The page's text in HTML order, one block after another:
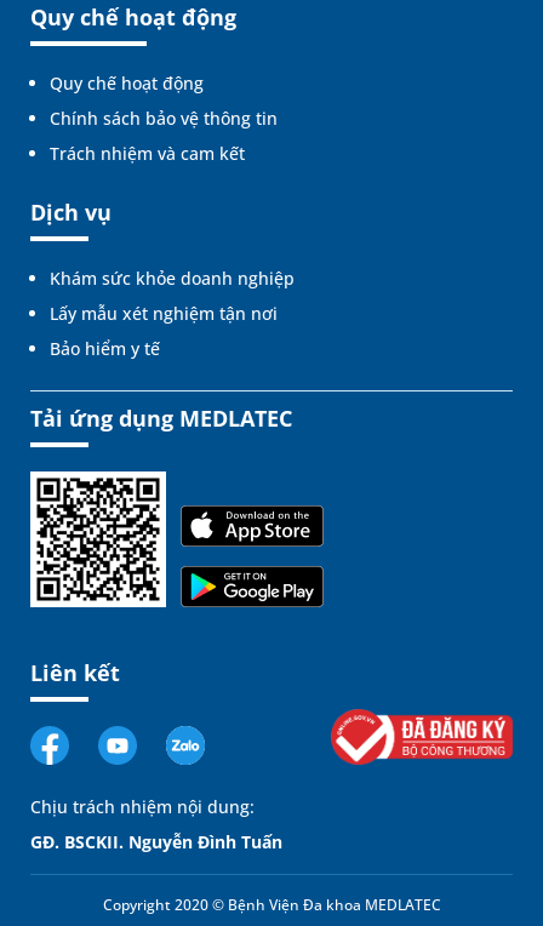
Quy chế hoạt động
Quy chế hoạt động
Chính sách bảo vệ thông tin
Trách nhiệm và cam kết
Dịch vụ
Khám sức khỏe doanh nghiệp
Lấy mẫu xét nghiệm tận nơi
Bảo hiểm y tế
Tải ứng dụng MEDLATEC
Liên kết
Chịu trách nhiệm nội dung:
GĐ. BSCKII. Nguyễn Đình Tuấn
Copyright 2020 © Bệnh Viện Đa khoa MEDLATEC